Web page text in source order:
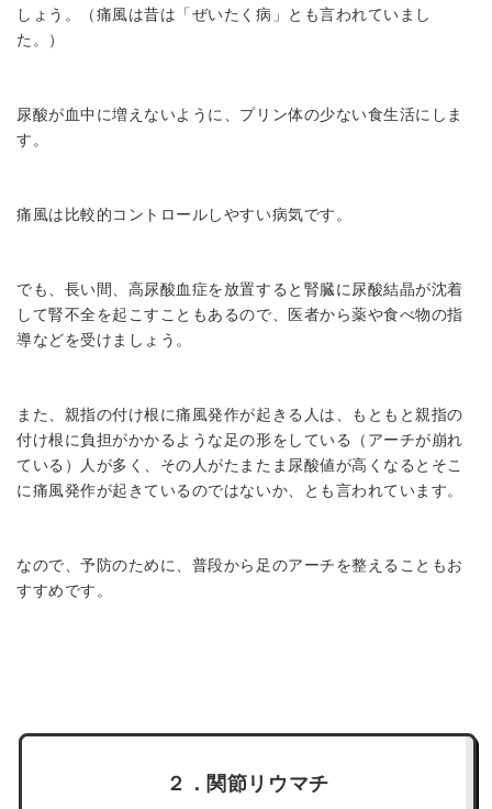
しょう。（痛風は昔は「ぜいたく病」とも言われていまし
た。）
尿酸が血中に増えないように、プリン体の少ない食生活にしま
す。
痛風は比較的コントロールしやすい病気です。
でも、長い間、高尿酸血症を放置すると腎臓に尿酸結晶が沈着
して腎不全を起こすこともあるので、医者から薬や食べ物の指
導などを受けましょう。
また、親指の付け根に痛風発作が起きる人は、もともと親指の
付け根に負担がかかるような足の形をしている（アーチが崩れ
ている）人が多く、その人がたまたま尿酸値が高くなるとそこ
に痛風発作が起きているのではないか、とも言われています。
なので、予防のために、普段から足のアーチを整えることもお
すすめです。
２．関節リウマチ